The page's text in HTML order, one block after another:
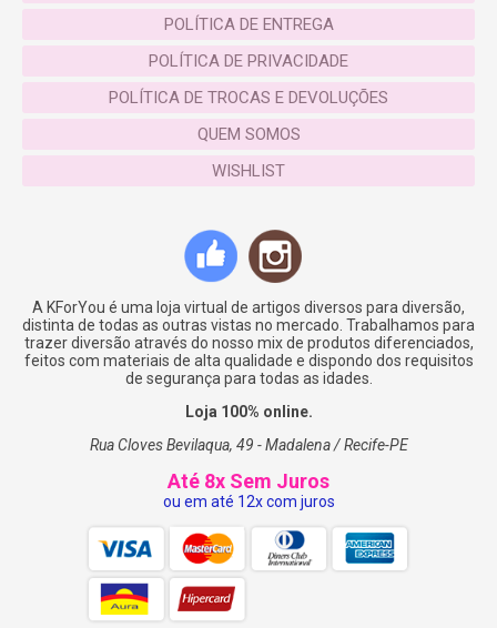
POLÍTICA DE ENTREGA
POLÍTICA DE PRIVACIDADE
POLÍTICA DE TROCAS E DEVOLUÇÕES
QUEM SOMOS
WISHLIST
A KForYou é uma loja virtual de artigos diversos para diversão,
distinta de todas as outras vistas no mercado. Trabalhamos para
trazer diversão através do nosso mix de produtos diferenciados,
feitos com materiais de alta qualidade e dispondo dos requisitos
de segurança para todas as idades.
Loja 100% online.
Rua Cloves Bevilaqua, 49 - Madalena / Recife-PE
Até 8x Sem Juros
ou em até 12x com juros